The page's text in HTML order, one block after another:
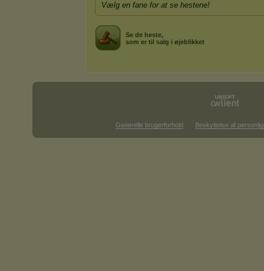
Vælg en fane for at se hestene!
Se de heste,
som er til salg i øjeblikket
Generelle brugerforhold Beskyttelse af